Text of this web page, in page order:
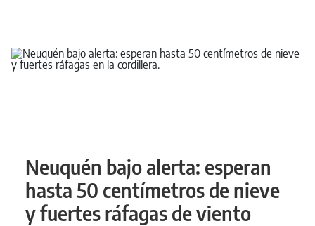
Neuquén bajo alerta: esperan
hasta 50 centímetros de nieve
y fuertes ráfagas de viento